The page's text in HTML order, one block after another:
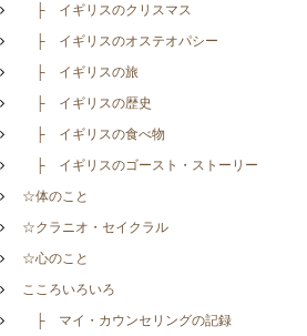
├ イギリスのクリスマス
├ イギリスのオステオパシー
├ イギリスの旅
├ イギリスの歴史
├ イギリスの食べ物
├ イギリスのゴースト・ストーリー
☆体のこと
☆クラニオ・セイクラル
☆心のこと
こころいろいろ
├ マイ・カウンセリングの記録